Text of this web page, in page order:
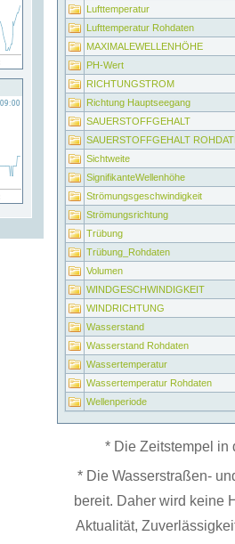
Lufttemperatur
Lufttemperatur Rohdaten
MAXIMALEWELLENHÖHE
PH-Wert
RICHTUNGSTROM
Richtung Hauptseegang
SAUERSTOFFGEHALT
SAUERSTOFFGEHALT
Sichtweite
SignifikanteWellenhöhe
Strömungsgeschwindigkeit
Strömungsrichtung
Trübung
Trübung_Rohdaten
Volumen
WINDGESCHWINDIGKEIT
WINDRICHTUNG
Wasserstand
Wasserstand Rohdaten
Wassertemperatur
Wassertemperatur Rohdaten
Wellenperiode
* Die Zeitstempel in
* Die Wasserstraßen-
bereit. Daher wird keine
Aktualität,